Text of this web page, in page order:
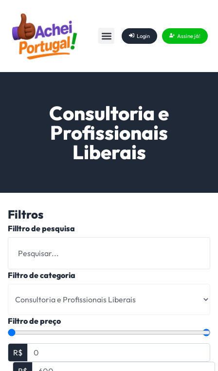
Login Assine já!
Consultoria e
Profissionais
Liberais
Filtros
Filltro de pesquisa
Filtro de categoria
Filtro de preço
R$